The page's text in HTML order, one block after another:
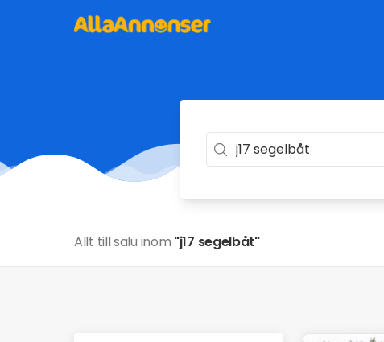
Allt till salu inom "j17 segelbåt"